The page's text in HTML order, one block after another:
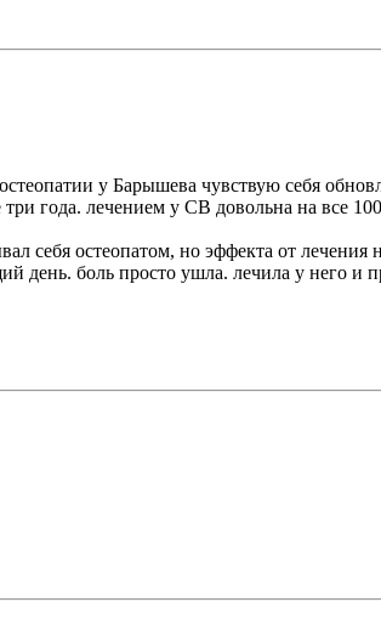
у Барышева чувствую себя
года. лечением у СВ довольна на все
себя остеопатом, но эффекта от лечения
день. боль просто ушла. лечила у него